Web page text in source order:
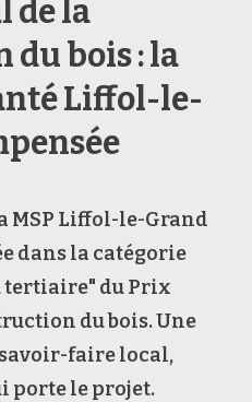
de la
bois : la
Liffol-le-
MSP Liffol-le-Grand
dans la catégorie
tertiaire" du Prix
du bois. Une
faire local,
porte le projet.